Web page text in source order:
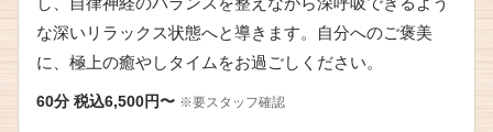
な深いリラックス状態へと導きます。自分へのご褒美
に、極上の癒やしタイムをお過ごしください。
60分 税込6,500円〜 ※要スタッフ確認